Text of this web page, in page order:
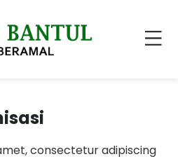
consectetur adipiscing